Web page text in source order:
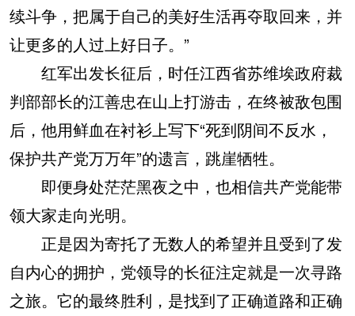
续斗争，把属于自己的美好生活再夺取回来，并
让更多的人过上好日子。”
红军出发长征后，时任江西省苏维埃政府裁
判部部长的江善忠在山上打游击，在终被敌包围
后，他用鲜血在衬衫上写下“死到阴间不反水，
保护共产党万万年”的遗言，跳崖牺牲。
即便身处茫茫黑夜之中，也相信共产党能带
领大家走向光明。
正是因为寄托了无数人的希望并且受到了发
自内心的拥护，党领导的长征注定就是一次寻路
之旅。它的最终胜利，是找到了正确道路和正确